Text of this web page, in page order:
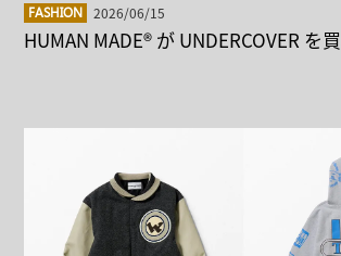
FASHION 2026/06/15
HUMAN MADE®︎ が UNDERCOVER を